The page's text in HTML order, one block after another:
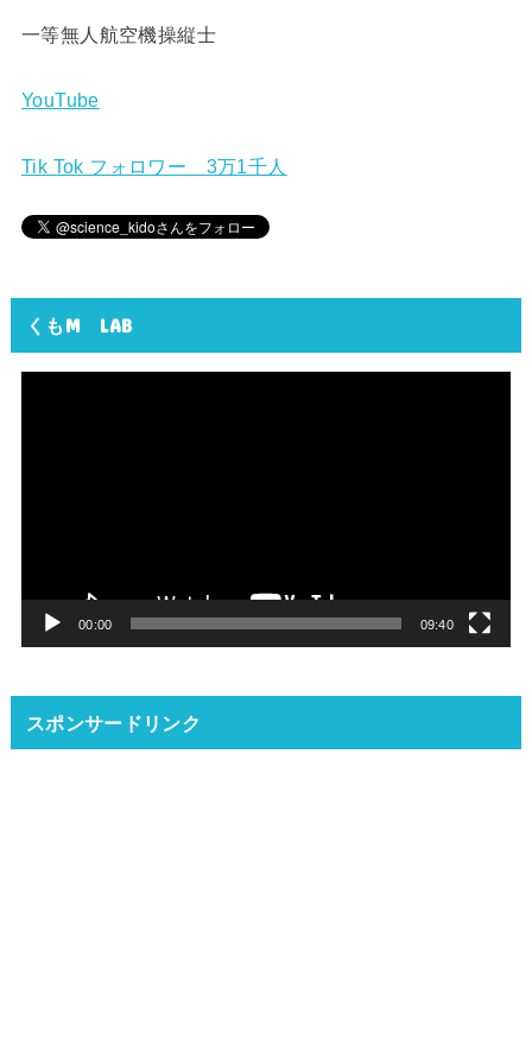
一等無人航空機操縦士
YouTube
Tik Tok フォロワー 3万1千人
くもM LAB
00:00 09:40
スポンサードリンク